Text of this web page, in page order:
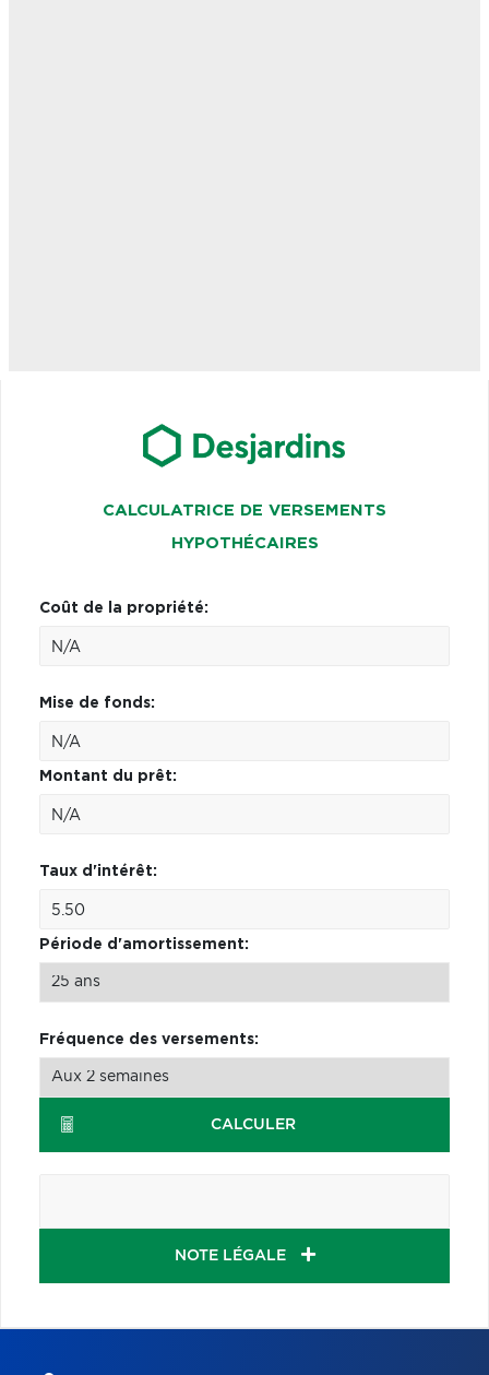
CALCULATRICE DE VERSEMENTS
HYPOTHÉCAIRES
Coût de la propriété:
Mise de fonds:
Montant du prêt:
Taux d'intérêt:
Période d'amortissement:
Fréquence des versements:
CALCULER
NOTE LÉGALE